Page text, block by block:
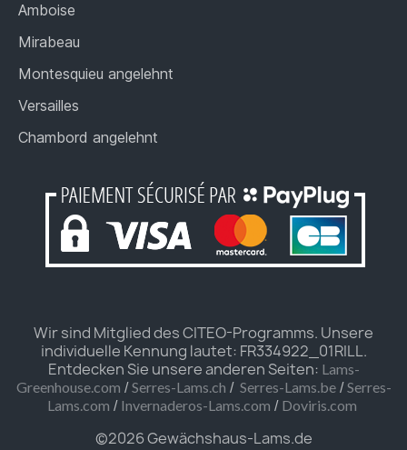
Amboise
Mirabeau
Montesquieu angelehnt
Versailles
Chambord angelehnt
Wir sind Mitglied des CITEO-Programms. Unsere
individuelle Kennung lautet: FR334922_01RILL.
Entdecken Sie unsere anderen Seiten: Lams-
Greenhouse.com /Serres-Lams.ch / Serres-Lams.be/Serres-
Lams.com / Invernaderos-Lams.com / Doviris.com
©2026 Gewächshaus-Lams.de